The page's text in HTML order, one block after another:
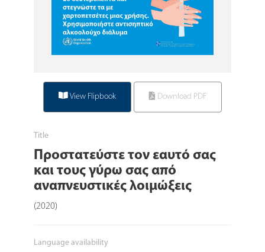
View Flipbook Download PDF
Title
Προστατεύστε τον εαυτό σας
και τους γύρω σας από
αναπνευστικές λοιμώξεις
(2020)
Language availability